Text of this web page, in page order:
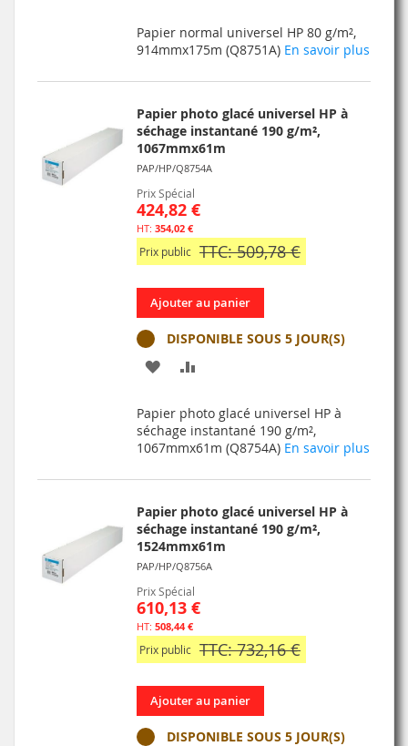
MA
LISTE
D’ENVIE
COMPARATEUR
Papier normal universel HP 80 g/m²,
914mmx175m (Q8751A) En savoir plus
Papier photo glacé universel HP à
séchage instantané 190 g/m²,
1067mmx61m
PAP/HP/Q8754A
Prix Spécial
424,82 €
354,02 €
Prix public TTC: 509,78 €
Ajouter au panier
DISPONIBLE SOUS 5 JOUR(S)
AJOUTER
MA
COMPARATEUR
Papier photo glacé universel HP à
séchage instantané 190 g/m²,
1067mmx61m (Q8754A) En savoir plus
Papier photo glacé universel HP à
séchage instantané 190 g/m²,
1524mmx61m
PAP/HP/Q8756A
Prix Spécial
610,13 €
508,44 €
Prix public TTC: 732,16 €
Ajouter au panier
DISPONIBLE SOUS 5 JOUR(S)